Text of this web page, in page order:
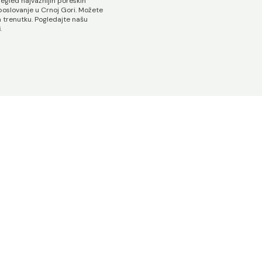
u Crnoj Gori. Možete
Pogledajte našu
.